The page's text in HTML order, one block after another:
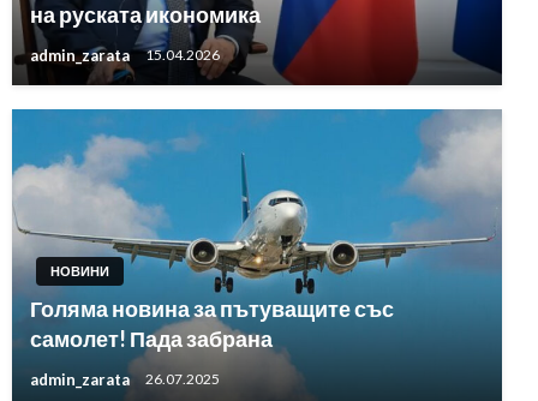
на руската икономика
admin_zarata 15.04.2026
НОВИНИ
Голяма новина за пътуващите със
самолет! Пада забрана
admin_zarata 26.07.2025